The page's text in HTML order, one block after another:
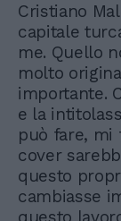
Cristiano
capitale
me. Quello
molto
importante.
e la
può fare, mi
cover
questo
cambiasse